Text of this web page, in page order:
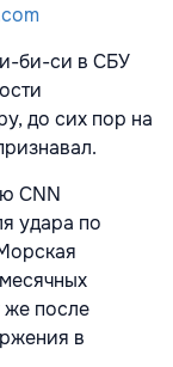
би-си в СБУ
до сих пор на
CNN
удара по
же после
в